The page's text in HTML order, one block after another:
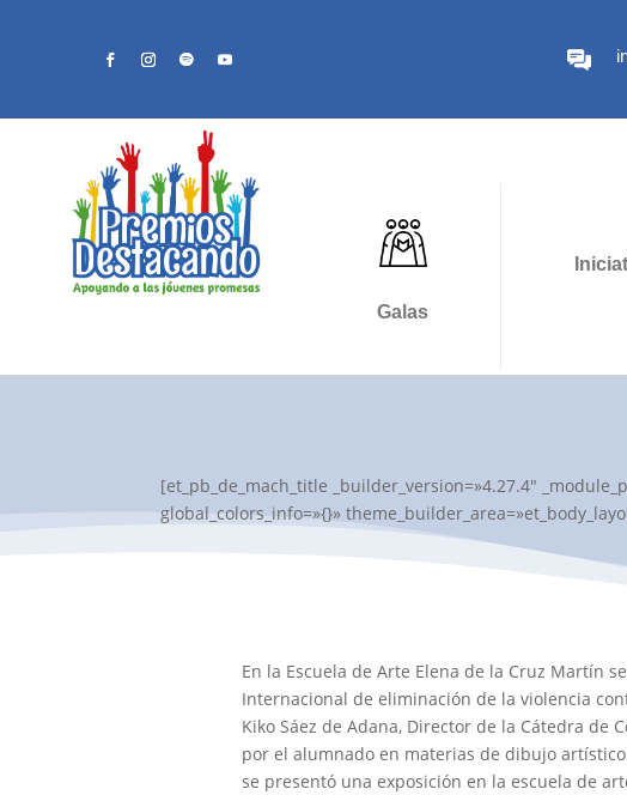
Galas
[et_pb_de_mach_title _builder_version=»4.27.4″
global_colors_info=»{}»
En la Escuela de Arte Elena de la Cruz Martín
Internacional de eliminación de la violencia
Kiko Sáez de Adana, Director de la Cátedra
por el alumnado en materias de dibujo
se presentó una exposición en la escuela de